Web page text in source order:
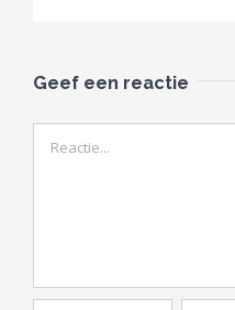
Geef een reactie